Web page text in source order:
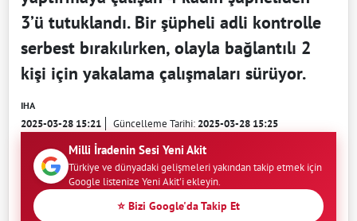
3’ü tutuklandı. Bir şüpheli adli kontrolle
serbest bırakılırken, olayla bağlantılı 2
kişi için yakalama çalışmaları sürüyor.
IHA
2025-03-28 15:21 Güncelleme Tarihi:2025-03-28 15:25
Milli İradenin Sesi Yeni Akit
Türkiye ve dünyadaki gelişmeleri yakından takip etmek için
Google listenize Yeni Akit'i ekleyin.
⭐ Bizi Google'da Takip Et